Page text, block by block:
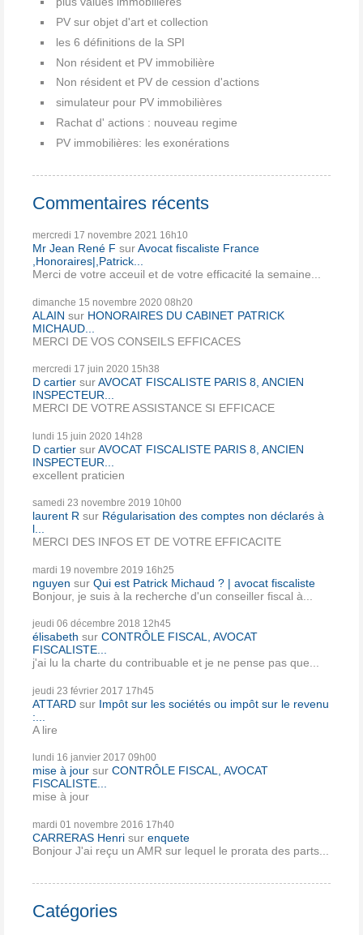
PV sur objet d'art et collection
les 6 définitions de la SPI
Non résident et PV immobilière
Non résident et PV de cession d'actions
simulateur pour PV immobilières
Rachat d' actions : nouveau regime
PV immobilières: les exonérations
Commentaires récents
mercredi 17 novembre 2021 16h10
Mr Jean René F surAvocat fiscaliste France
,Honoraires|,Patrick...
Merci de votre acceuil et de votre efficacité la semaine...
dimanche 15 novembre 2020 08h20
ALAIN sur HONORAIRES DU CABINET PATRICK
MICHAUD...
MERCI DE VOS CONSEILS EFFICACES
mercredi 17 juin 2020 15h38
D cartier surAVOCAT FISCALISTE PARIS 8, ANCIEN
INSPECTEUR...
MERCI DE VOTRE ASSISTANCE SI EFFICACE
lundi 15 juin 2020 14h28
D cartier surAVOCAT FISCALISTE PARIS 8, ANCIEN
INSPECTEUR...
excellent praticien
samedi 23 novembre 2019 10h00
laurent R sur Régularisation des comptes non déclarés à
l...
MERCI DES INFOS ET DE VOTRE EFFICACITE
mardi 19 novembre 2019 16h25
nguyen sur Qui est Patrick Michaud ? | avocat fiscaliste
Bonjour, je suis à la recherche d'un conseiller fiscal à...
jeudi 06 décembre 2018 12h45
élisabeth sur CONTRÔLE FISCAL, AVOCAT
FISCALISTE...
j'ai lu la charte du contribuable et je ne pense pas que...
jeudi 23 février 2017 17h45
ATTARD sur Impôt sur les sociétés ou impôt sur le revenu
:...
A lire
lundi 16 janvier 2017 09h00
mise à jour sur CONTRÔLE FISCAL, AVOCAT
FISCALISTE...
mise à jour
mardi 01 novembre 2016 17h40
CARRERAS Henri sur enquete
Bonjour J'ai reçu un AMR sur lequel le prorata des parts...
Catégories